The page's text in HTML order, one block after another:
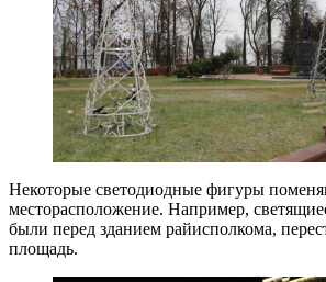
Некоторые светодиодные фигуры
месторасположение. Например,
были перед зданием райисполкома,
площадь.